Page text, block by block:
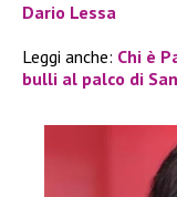
Dario Lessa
Leggi anche: Chi è
bulli al palco di